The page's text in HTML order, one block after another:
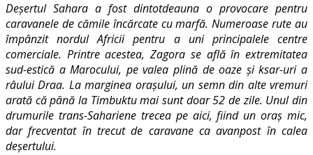
Deşertul Sahara a fost dintotdeauna o provocare pentru
caravanele de cămile încărcate cu marfă. Numeroase rute au
împânzit nordul Africii pentru a uni principalele centre
comerciale. Printre acestea, Zagora se află în extremitatea
sud-estică a Marocului, pe valea plină de oaze şi ksar-uri a
râului Draa. La marginea oraşului, un semn din alte vremuri
arată că până la Timbuktu mai sunt doar 52 de zile. Unul din
drumurile trans-Sahariene trecea pe aici, fiind un oraş mic,
dar frecventat în trecut de caravane ca avanpost în calea
deşertului.